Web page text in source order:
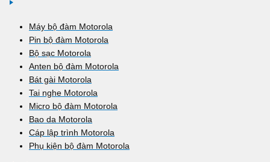
Máy bộ đàm Motorola
Pin bộ đàm Motorola
Bộ sạc Motorola
Anten bộ đàm Motorola
Bát gài Motorola
Tai nghe Motorola
Micro bộ đàm Motorola
Bao da Motorola
Cáp lập trình Motorola
Phụ kiện bộ đàm Motorola